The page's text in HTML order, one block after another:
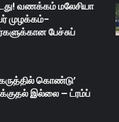
வணக்கம் மலேசியா
முழக்கம்-
பேச்சுப்
கொண்டு’
இல்லை – ட்ரம்ப்